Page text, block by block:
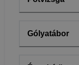
Gólyatábor